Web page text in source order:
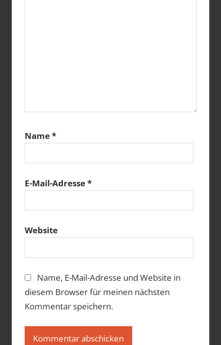
Name*
E-Mail-Adresse*
Website
Name, E-Mail-Adresse und Website in
diesem Browser für meinen nächsten
Kommentar speichern.